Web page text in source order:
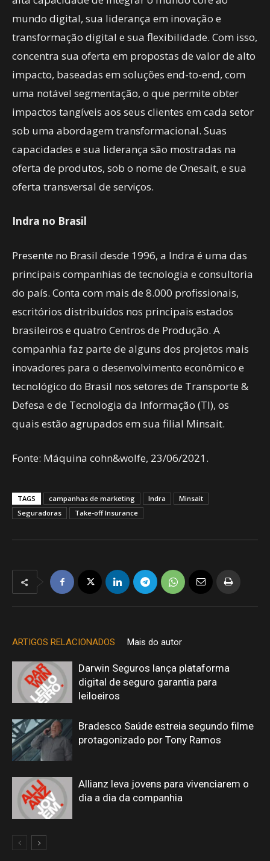
mundo digital, sua liderança em inovação e
transformação digital e sua flexibilidade. Com isso,
concentra sua oferta em propostas de valor de alto
impacto, baseadas em soluções end-to-end, com
uma notável segmentação, o que permite obter
impactos tangíveis aos seus clientes em cada setor
sob uma abordagem transformacional. Suas
capacidades e sua liderança são mostradas na
oferta de produtos, sob o nome de Onesait, e sua
oferta transversal de serviços.
Indra no Brasil
Presente no Brasil desde 1996, a Indra é uma das
principais companhias de tecnologia e consultoria
do país. Conta com mais de 8.000 profissionais,
escritórios distribuídos nos principais estados
brasileiros e quatro Centros de Produção. A
companhia faz parte de alguns dos projetos mais
inovadores para o desenvolvimento econômico e
tecnológico do Brasil nos setores de Transporte &
Defesa e de Tecnologia da Informação (TI), os
quais estão agrupados em sua filial Minsait.
Fonte: Máquina cohn&wolfe, 23/06/2021.
TAGS campanhas de marketing Indra
Minsait
Seguradoras
Take-off Insurance
ARTIGOS RELACIONADOS Mais do autor
Darwin Seguros lança plataforma
digital de seguro garantia para
leiloeiros
Bradesco Saúde estreia segundo filme
protagonizado por Tony Ramos
Allianz leva jovens para vivenciarem o
dia a dia da companhia